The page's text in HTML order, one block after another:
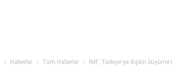
Haberler Tüm Haberler IMF, Türkiye'ye ilişkin